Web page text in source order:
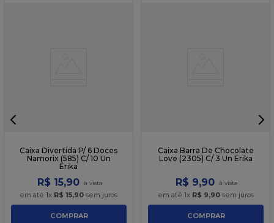
Caixa Divertida P/ 6 Doces
Namorix (585) C/ 10 Un
Erika
R$ 15,90
em até 1x R$ 15,90 sem juros
COMPRAR
Caixa Barra De Chocolate
Love (2305) C/ 3 Un Erika
R$ 9,90
em até 1x R$ 9,90sem juros
COMPRAR